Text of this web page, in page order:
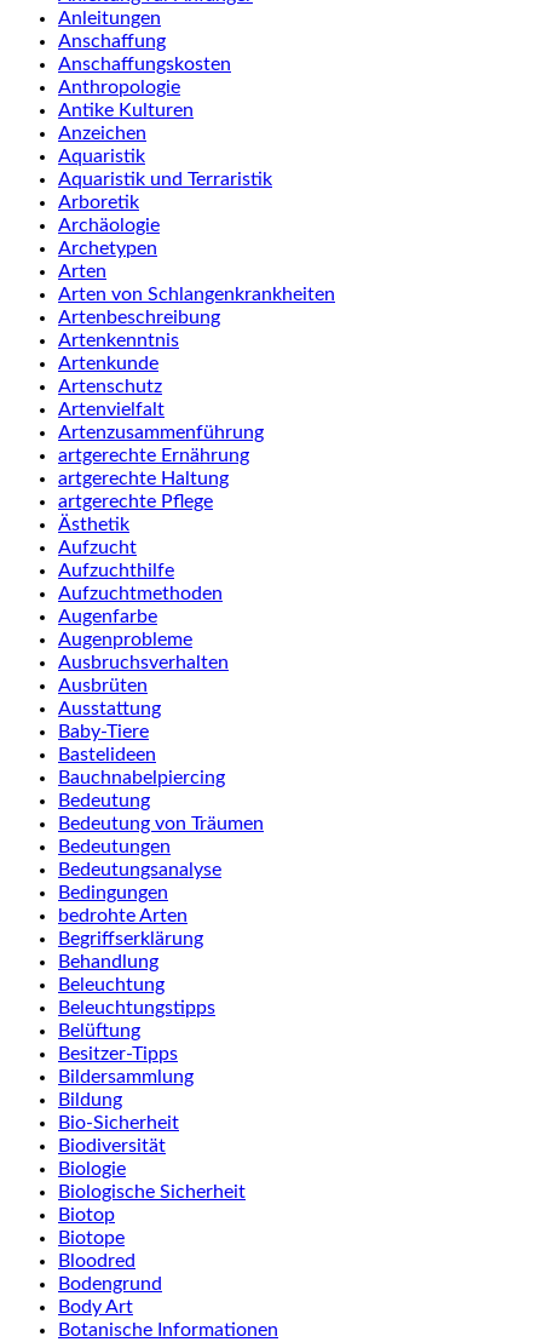
Anleitungen
Anschaffung
Anschaffungskosten
Anthropologie
Antike Kulturen
Anzeichen
Aquaristik
Aquaristik und Terraristik
Arboretik
Archäologie
Archetypen
Arten
Arten von Schlangenkrankheiten
Artenbeschreibung
Artenkenntnis
Artenkunde
Artenschutz
Artenvielfalt
Artenzusammenführung
artgerechte Ernährung
artgerechte Haltung
artgerechte Pflege
Ästhetik
Aufzucht
Aufzuchthilfe
Aufzuchtmethoden
Augenfarbe
Augenprobleme
Ausbruchsverhalten
Ausbrüten
Ausstattung
Baby-Tiere
Bastelideen
Bauchnabelpiercing
Bedeutung
Bedeutung von Träumen
Bedeutungen
Bedeutungsanalyse
Bedingungen
bedrohte Arten
Begriffserklärung
Behandlung
Beleuchtung
Beleuchtungstipps
Belüftung
Besitzer-Tipps
Bildersammlung
Bildung
Bio-Sicherheit
Biodiversität
Biologie
Biologische Sicherheit
Biotop
Biotope
Bloodred
Bodengrund
Body Art
Botanische Informationen